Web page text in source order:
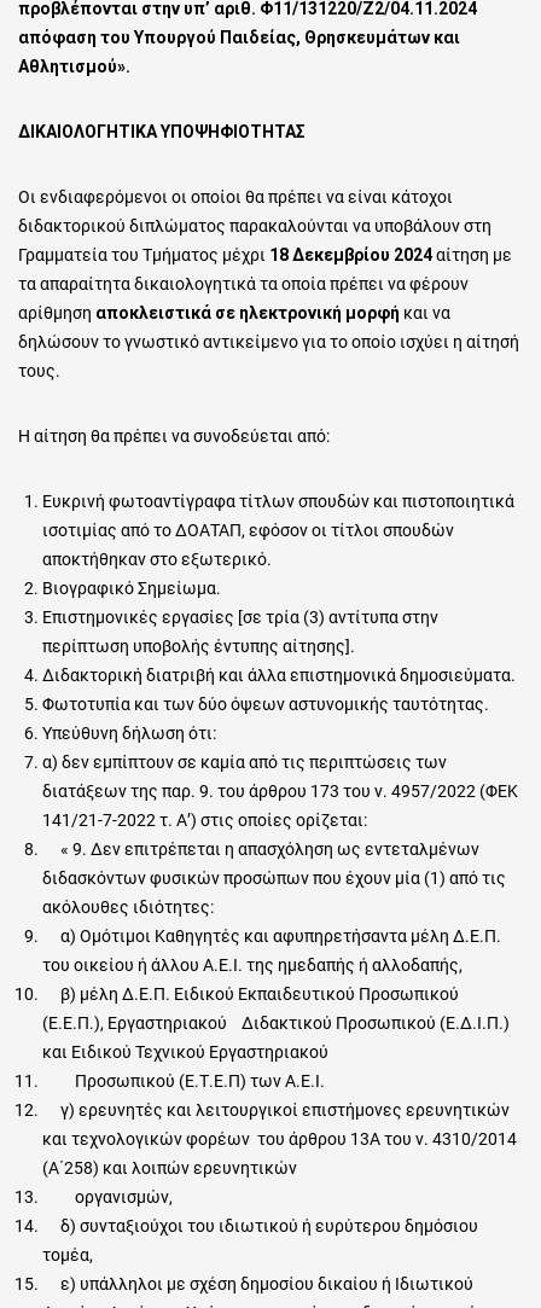
προβλέπονται στην υπ’ αριθ. Φ11/131220/Ζ2/04.11.2024
απόφαση του Υπουργού Παιδείας, Θρησκευμάτων και
Αθλητισμού».
ΔΙΚΑΙΟΛΟΓΗΤΙΚΑΥΠΟΨΗΦΙΟΤΗΤΑΣ
Οι ενδιαφερόμενοι οι οποίοι θα πρέπει να είναι κάτοχοι
διδακτορικού διπλώματος παρακαλούνται να υποβάλουν στη
Γραμματεία του Τμήματος μέχρι 18 Δεκεμβρίου 2024αίτηση με
τα απαραίτητα δικαιολογητικά τα οποία πρέπει να φέρουν
αρίθμηση αποκλειστικά σε ηλεκτρονική μορφή και να
δηλώσουν το γνωστικό αντικείμενο για το οποίο ισχύει η αίτησή
τους.
Η αίτηση θα πρέπει να συνοδεύεται από:
Ευκρινή φωτοαντίγραφα τίτλων σπουδών και πιστοποιητικά
ισοτιμίας από το ΔΟΑΤΑΠ, εφόσον οι τίτλοι σπουδών
αποκτήθηκαν στο εξωτερικό.
Βιογραφικό Σημείωμα.
Επιστημονικές εργασίες [σε τρία (3) αντίτυπα στην
περίπτωση υποβολής έντυπης αίτησης].
Διδακτορική διατριβή και άλλα επιστημονικά δημοσιεύματα.
Φωτοτυπία και των δύο όψεων αστυνομικής ταυτότητας.
Υπεύθυνη δήλωση ότι:
α) δεν εμπίπτουν σε καμία από τις περιπτώσεις των
διατάξεων της παρ. 9. του άρθρου 173 του ν. 4957/2022 (ΦΕΚ
141/21-7-2022 τ. Α’) στις οποίες ορίζεται:
« 9. Δεν επιτρέπεται η απασχόληση ως εντεταλμένων
διδασκόντων φυσικών προσώπων που έχουν μία (1) από τις
ακόλουθες ιδιότητες:
α) Ομότιμοι Καθηγητές και αφυπηρετήσαντα μέλη Δ.Ε.Π.
του οικείου ή άλλου Α.Ε.Ι. της ημεδαπής ή αλλοδαπής,
β) μέλη Δ.Ε.Π. Ειδικού Εκπαιδευτικού Προσωπικού
(Ε.Ε.Π.), Εργαστηριακού Διδακτικού Προσωπικού (Ε.Δ.Ι.Π.)
και Ειδικού Τεχνικού Εργαστηριακού
Προσωπικού (Ε.Τ.Ε.Π) των Α.Ε.Ι.
γ) ερευνητές και λειτουργικοί επιστήμονες ερευνητικών
και τεχνολογικών φορέων του άρθρου 13Α του ν. 4310/2014
(Α΄258) και λοιπών ερευνητικών
οργανισμών,
δ) συνταξιούχοι του ιδιωτικού ή ευρύτερου δημόσιου
τομέα,
ε) υπάλληλοι με σχέση δημοσίου δικαίου ή Ιδιωτικού